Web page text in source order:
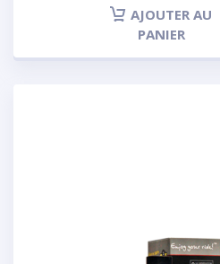
AJOUTER AU
PANIER